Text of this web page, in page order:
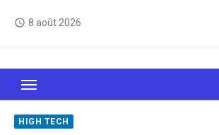
access_time 8 août 2026
Le Web, c'est comme une boîte de
sait jamais sur quoi on va
HIGH TECH